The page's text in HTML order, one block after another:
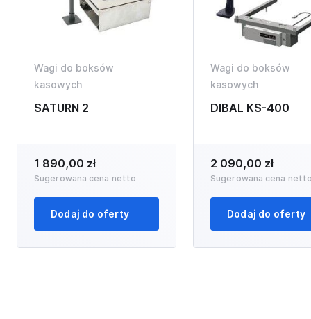
Wagi do boksów
kasowych
SATURN 2
1 890,00 zł
Sugerowana cena netto
Dodaj do oferty
Wagi do boksów
kasowych
DIBAL KS-400
2 090,00 zł
Sugerowana cena
Dodaj do oferty